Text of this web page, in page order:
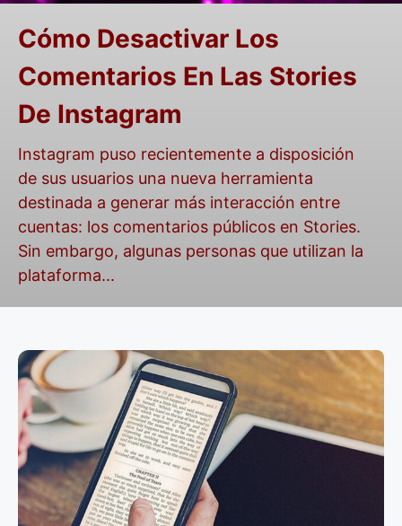
Cómo Desactivar Los
Comentarios En Las Stories
De Instagram
Instagram puso recientemente a disposición
de sus usuarios una nueva herramienta
destinada a generar más interacción entre
cuentas: los comentarios públicos en Stories.
Sin embargo, algunas personas que utilizan la
plataforma...